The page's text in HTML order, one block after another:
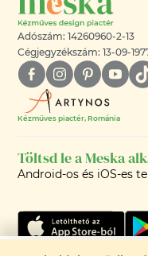
Adószám: 14260960-2-13
Cégjegyzékszám: 13-09-
Kézműves piactér, Románia
Töltsd le a Meska
Android-os és iOS-es